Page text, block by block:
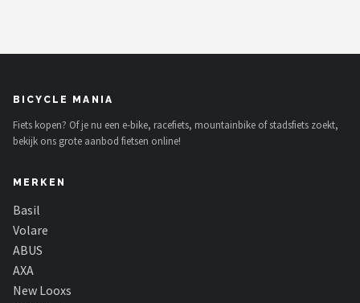
BICYCLE MANIA
Fiets kopen? Of je nu een e-bike, racefiets, mountainbike of stadsfiets zoekt,
bekijk ons grote aanbod fietsen online!
MERKEN
Basil
Volare
ABUS
AXA
New Looxs